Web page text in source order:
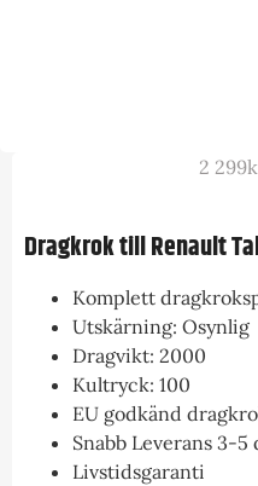
2 299
Dragkrok till Renault
Komplett
Utskärning: Osynlig
Dragvikt: 2000
Kultryck: 100
EU godkänd
Snabb Leverans 3-5
Livstidsgaranti